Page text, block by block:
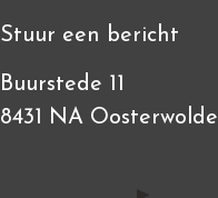
Stuur een bericht
Buurstede 11
8431 NA Oosterwolde